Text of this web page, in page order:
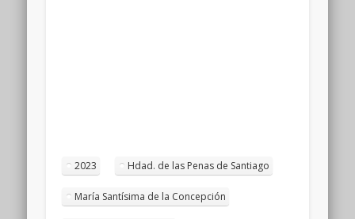
2023 Hdad. de las Penas de Santiago
María Santísima de la Concepción